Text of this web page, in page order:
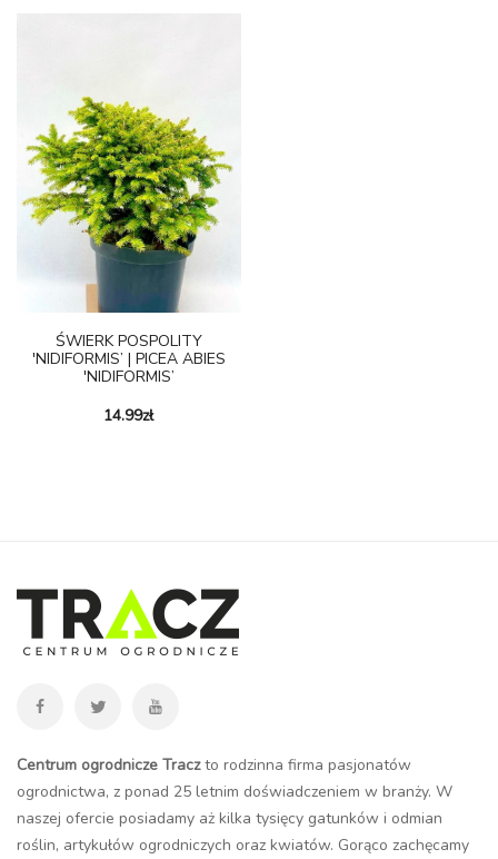
ŚWIERK POSPOLITY
'NIDIFORMIS’ | PICEA ABIES
'NIDIFORMIS’
14.99zł
Centrum ogrodnicze Traczto rodzinna firma pasjonatów
ogrodnictwa, z ponad 25 letnim doświadczeniem w branży. W
naszej ofercie posiadamy aż kilka tysięcy gatunków i odmian
roślin, artykułów ogrodniczych oraz kwiatów. Gorąco zachęcamy